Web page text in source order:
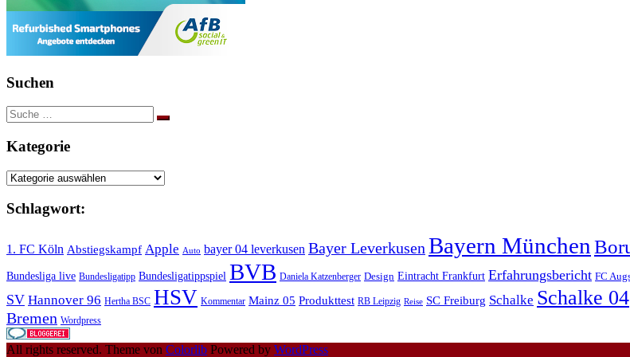
Suchen
Suche
nach:
Kategorie
Kategorie
Schlagwort:
1. FC Köln Abstiegskampf Apple Auto bayer 04 leverkusen Bayer Leverkusen Bayern München
Bundesliga live Bundesligatipp Bundesligatippspiel BVB Daniela Katzenberger Design Eintracht Frankfurt Erfahrungsbericht FC
SV Hannover 96 Hertha BSC HSV Kommentar Mainz 05 Produkttest RB Leipzig Reise SC Freiburg Schalke Schalke 04
Bremen Wordpress
All rights reserved. Theme von Colorlib Powered by WordPress